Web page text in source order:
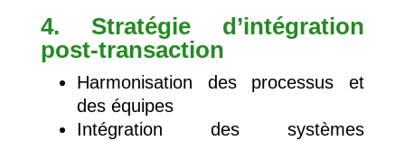
4. Stratégie d’intégration
post-transaction
Harmonisation des processus et
des équipes
Intégration des systèmes